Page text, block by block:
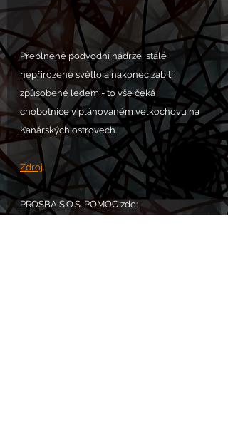
Přeplněné podvodní nádrže, stálé
nepřirozené světlo a nakonec zabití
způsobené ledem - to vše čeká
chobotnice v plánovaném velkochovu na
Kanárských ostrovech.
Zdroj.
PROSBA S.O.S. POMOC zde: